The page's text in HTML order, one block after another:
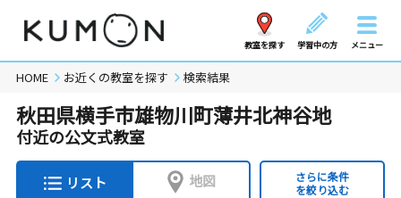
教室を探す 学習中の方 メニュー
HOME お近くの教室を探す 検索結果
秋田県横手市雄物川町薄井北神谷地
付近の公文式教室
リスト 地図
さらに条件
を絞り込む